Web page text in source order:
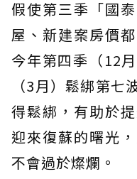
假使第三季「國
屋、新建案房價
今年第四季（12
（3月）鬆綁第
得鬆綁，有助於
迎來復蘇的曙光
不會過於燦爛。